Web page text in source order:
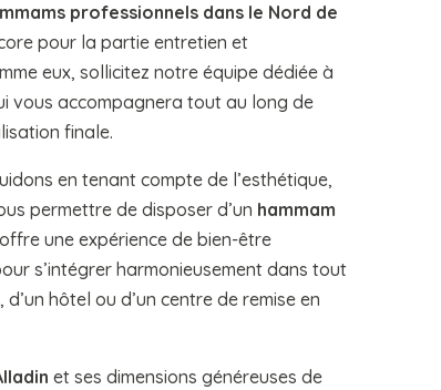
professionnels dans le Nord de
pour la partie entretien et
eux, sollicitez notre équipe dédiée à
vous accompagnera tout au long de
finale.
en tenant compte de l’esthétique,
permettre de disposer d’un hammam
une expérience de bien-être
s’intégrer harmonieusement dans tout
hôtel ou d’un centre de remise en
et ses dimensions généreuses de